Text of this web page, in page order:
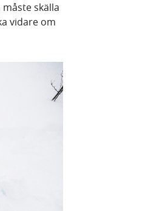
skälla
vidare om